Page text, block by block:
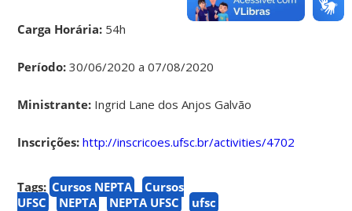
Carga Horária: 54h
Período: 30/06/2020 a 07/08/2020
Ministrante: Ingrid Lane dos Anjos Galvão
Inscrições:http://inscricoes.ufsc.br/activities/4702
Tags: Cursos NEPTA
Cursos
UFSC
NEPTA NEPTA UFSC ufsc